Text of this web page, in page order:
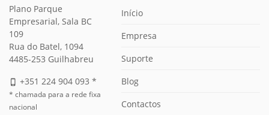
Plano Parque
Empresarial, Sala BC
109
Rua do Batel, 1094
4485-253 Guilhabreu
phone_iphone +351 224 904 093 *
* chamada para a rede fixa
nacional
Início
Empresa
Suporte
Blog
Contactos